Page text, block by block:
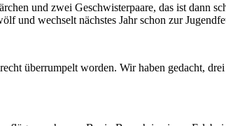
und zwei Geschwisterpaare, das ist dann
und wechselt nächstes Jahr schon zur
überrumpelt worden. Wir haben gedacht,